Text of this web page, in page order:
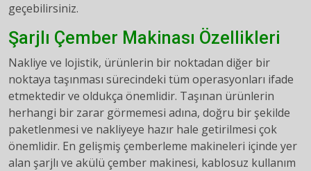
geçebilirsiniz.
Şarjlı Çember Makinası Özellikleri
Nakliye ve lojistik, ürünlerin bir noktadan diğer bir
noktaya taşınması sürecindeki tüm operasyonları ifade
etmektedir ve oldukça önemlidir. Taşınan ürünlerin
herhangi bir zarar görmemesi adına, doğru bir şekilde
paketlenmesi ve nakliyeye hazır hale getirilmesi çok
önemlidir. En gelişmiş çemberleme makineleri içinde yer
alan şarjlı ve akülü çember makinesi, kablosuz kullanım